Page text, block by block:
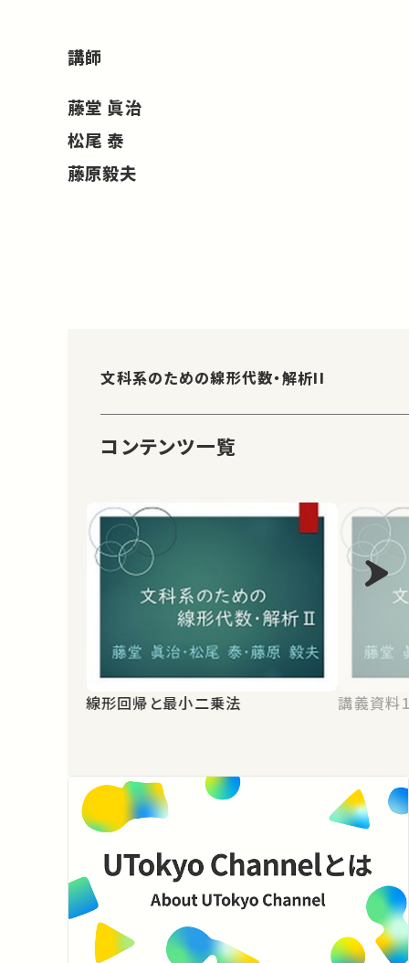
講師
藤堂 眞治
松尾 泰
藤原毅夫
文科系のための線形代数・解析II
コンテンツ一覧
線形回帰と最小二乗法 講義資料